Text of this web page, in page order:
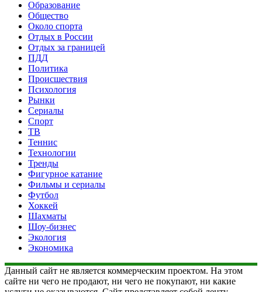
Образование
Общество
Около спорта
Отдых в России
Отдых за границей
ПДД
Политика
Происшествия
Психология
Рынки
Сериалы
Спорт
ТВ
Теннис
Технологии
Тренды
Фигурное катание
Фильмы и сериалы
Футбол
Хоккей
Шахматы
Шоу-бизнес
Экология
Экономика
Данный сайт не является коммерческим проектом. На этом
сайте ни чего не продают, ни чего не покупают, ни какие